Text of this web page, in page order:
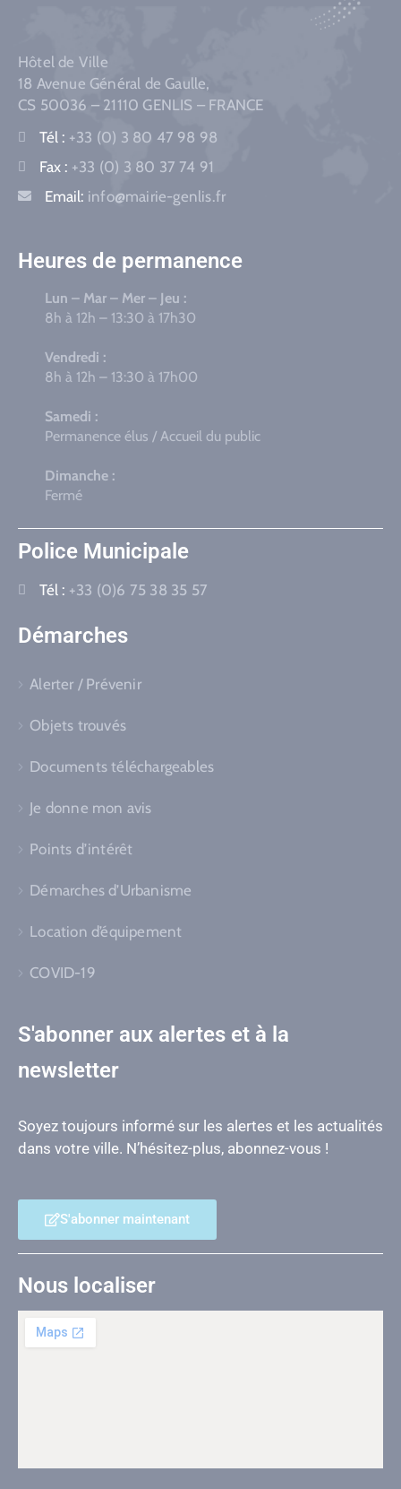
Hôtel de Ville
18 Avenue Général de Gaulle,
CS 50036 – 21110 GENLIS – FRANCE
Tél : +33 (0) 3 80 47 98 98
Fax : +33 (0) 3 80 37 74 91
Email: info@mairie-genlis.fr
Heures de permanence
Lun – Mar – Mer – Jeu :
8h à 12h – 13:30 à 17h30
Vendredi :
8h à 12h – 13:30 à 17h00
Samedi :
Permanence élus / Accueil du public
Dimanche :
Fermé
Police Municipale
Tél : +33 (0)6 75 38 35 57
Démarches
Alerter / Prévenir
Objets trouvés
Documents téléchargeables
Je donne mon avis
Points d’intérêt
Démarches d’Urbanisme
Location d’équipement
COVID-19
S'abonner aux alertes et à la
newsletter
Soyez toujours informé sur les alertes et les actualités
dans votre ville. N’hésitez-plus, abonnez-vous !
S'abonner maintenant
Nous localiser